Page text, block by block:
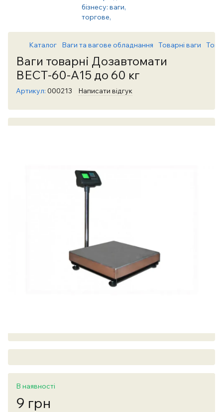
Каталог Ваги та вагове обладнання Товарні ваги
Ваги товарні Дозавтомати
ВЕСТ-60-А15 до 60 кг
Артикул: 000213 Написати відгук
В наявності
9 грн